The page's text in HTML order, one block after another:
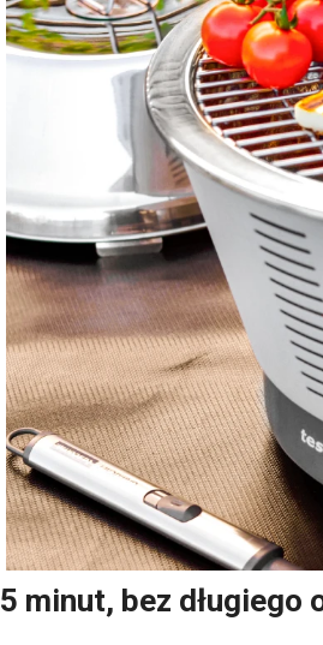
5 minut, bez długiego